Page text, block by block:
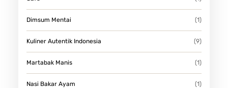
Dimsum Mentai (1)
Kuliner Autentik Indonesia (9)
Martabak Manis (1)
Nasi Bakar Ayam (1)